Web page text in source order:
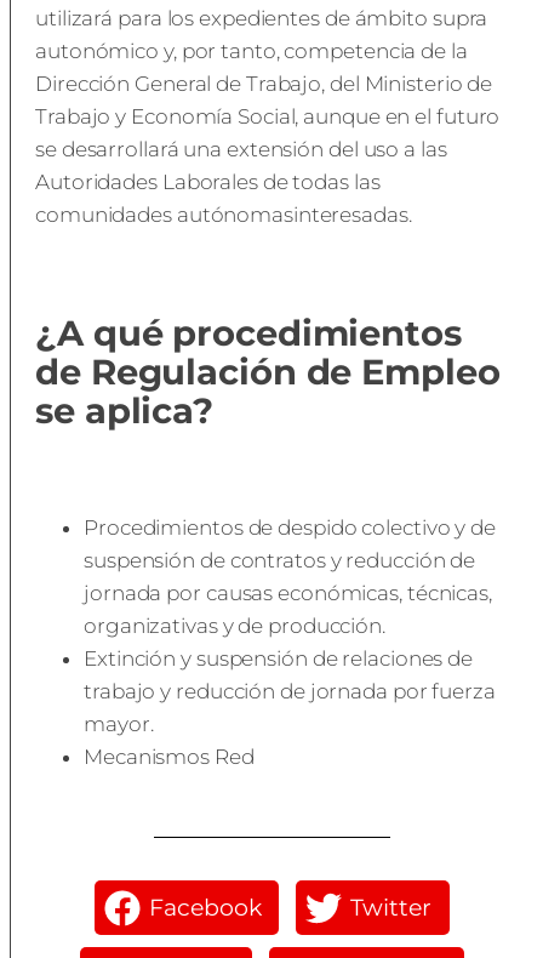
utilizará para los expedientes de ámbito supra
autonómico y, por tanto, competencia de la
Dirección General de Trabajo, del Ministerio de
Trabajo y Economía Social, aunque en el futuro
se desarrollará una extensión del uso a las
Autoridades Laborales de todas las
comunidades autónomasinteresadas.
¿A qué procedimientos
de Regulación de Empleo
se aplica?
Procedimientos de despido colectivo y de
suspensión de contratos y reducción de
jornada por causas económicas, técnicas,
organizativas y de producción.
Extinción y suspensión de relaciones de
trabajo y reducción de jornada por fuerza
mayor.
Mecanismos Red
Facebook Twitter